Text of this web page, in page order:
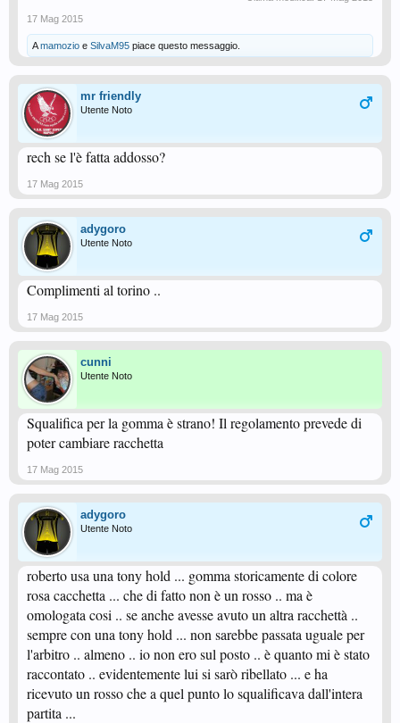
17 Mag 2015
Amamozio e SilvaM95 piace questo messaggio.
mr friendly
Utente Noto
rech se l'è fatta addosso?
17 Mag 2015
adygoro
Utente Noto
Complimenti al torino ..
17 Mag 2015
cunni
Utente Noto
Squalifica per la gomma è strano! Il regolamento prevede di
poter cambiare racchetta
17 Mag 2015
adygoro
Utente Noto
roberto usa una tony hold ... gomma storicamente di colore
rosa cacchetta ... che di fatto non è un rosso .. ma è
omologata cosi .. se anche avesse avuto un altra racchettà ..
sempre con una tony hold ... non sarebbe passata uguale per
l'arbitro .. almeno .. io non ero sul posto .. è quanto mi è stato
raccontato .. evidentemente lui si sarò ribellato ... e ha
ricevuto un rosso che a quel punto lo squalificava dall'intera
partita ...